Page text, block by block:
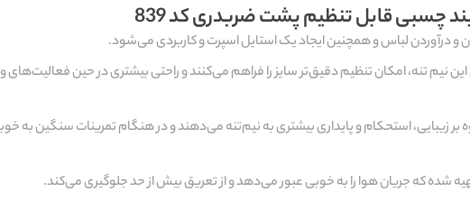
چسبی قابل تنظیم پشت ضربدری کد 839
درآوردن لباس و همچنین ایجاد یک استایل اسپرت و کاربردی می‌شود.
نیم‌ تنه، امکان تنظیم دقیق‌تر سایز را فراهم می‌کنند و راحتی بیشتری در حین فعالیت‌های
زیبایی، استحکام و پایداری بیشتری به نیم‌تنه می‌دهند و در هنگام تمرینات سنگین به
شده که جریان هوا را به خوبی عبور می‌دهد و از تعریق بیش از حد جلوگیری می‌کند.